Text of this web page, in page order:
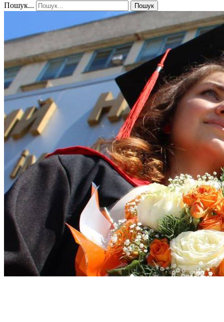
Пошук... Пошук